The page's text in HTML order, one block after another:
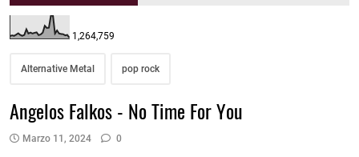
1,264,759
Alternative Metal pop rock
Angelos Falkos - No Time For You
Marzo 11, 2024 0